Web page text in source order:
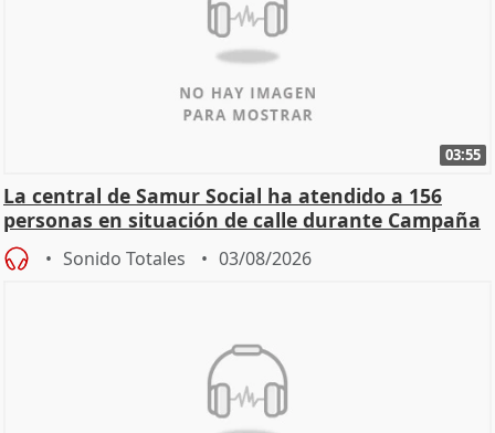
03:55
La central de Samur Social ha atendido a 156
personas en situación de calle durante Campaña
de Calor
Sonido Totales 03/08/2026